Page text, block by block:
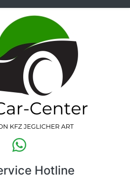
Hotline